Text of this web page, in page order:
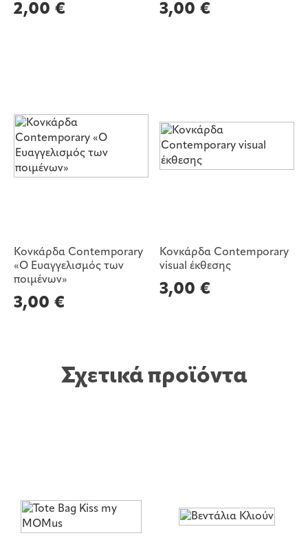
2,00 € 3,00 €
Κονκάρδα Contemporary
«Ο Ευαγγελισμός των
ποιμένων»
3,00 €
Κονκάρδα Contemporary
visual έκθεσης
3,00 €
Σχετικά προϊόντα